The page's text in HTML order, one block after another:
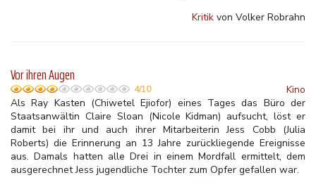
Kritik von Volker Robrahn
Vor ihren Augen
4/10
Kino
Als Ray Kasten (Chiwetel Ejiofor) eines Tages das Büro der
Staatsanwältin Claire Sloan (Nicole Kidman) aufsucht, löst er
damit bei ihr und auch ihrer Mitarbeiterin Jess Cobb (Julia
Roberts) die Erinnerung an 13 Jahre zurückliegende Ereignisse
aus. Damals hatten alle Drei in einem Mordfall ermittelt, dem
ausgerechnet Jess jugendliche Tochter zum Opfer gefallen war.